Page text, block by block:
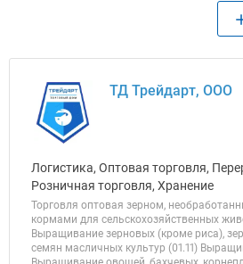
ТД Трейдарт, ООО
Логистика, Оптовая торговля,
Розничная торговля, Хранение
Торговля оптовая зерном,
кормами для сельскохозяйственных
Выращивание зерновых (кроме риса),
семян масличных культур (01.11)